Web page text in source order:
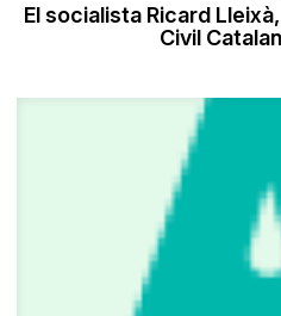
El socialista Ricard
Civil